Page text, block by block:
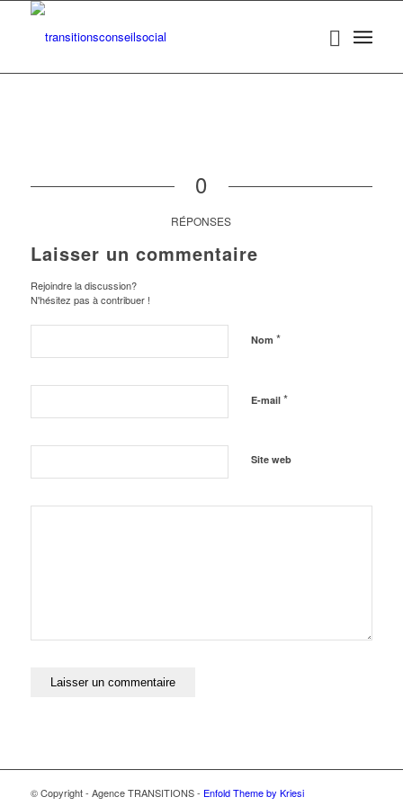
0
RÉPONSES
Laisser un commentaire
Rejoindre la discussion?
N'hésitez pas à contribuer !
Nom *
E-mail *
Site web
© Copyright - Agence TRANSITIONS - Enfold Theme by Kriesi